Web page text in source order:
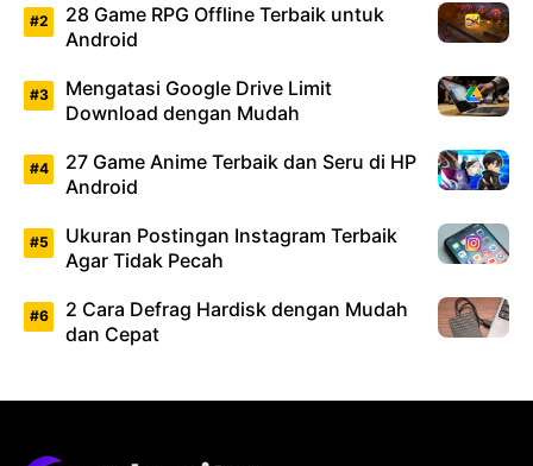
28 Game RPG Offline Terbaik untuk
Android
Mengatasi Google Drive Limit
Download dengan Mudah
27 Game Anime Terbaik dan Seru di HP
Android
Ukuran Postingan Instagram Terbaik
Agar Tidak Pecah
2 Cara Defrag Hardisk dengan Mudah
dan Cepat